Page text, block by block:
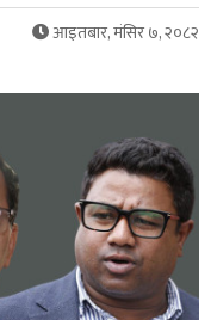
आइतबार, मंसिर ७, २०८२